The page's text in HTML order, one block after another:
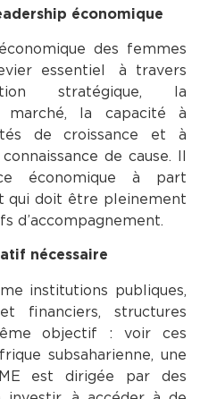
économique
des femmes
essentiel à travers
stratégique, la
marché, la capacité à
de croissance et à
de cause. Il
économique à part
qui doit être pleinement
d’accompagnement.
nécessaire
institutions publiques,
financiers, structures
objectif : voir ces
subsaharienne, une
est dirigée par des